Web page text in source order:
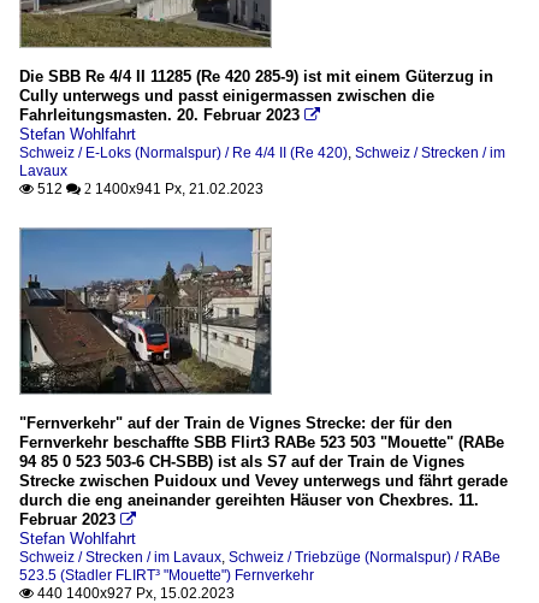
Die SBB Re 4/4 II 11285 (Re 420 285-9) ist mit einem Güterzug in
Cully unterwegs und passt einigermassen zwischen die
Fahrleitungsmasten. 20. Februar 2023 
Stefan Wohlfahrt
Schweiz / E-Loks (Normalspur) / Re 4/4 II (Re 420) Schweiz / Strecken / im
Lavaux
 512  2 1400x941 Px, 21.02.2023
"Fernverkehr" auf der Train de Vignes Strecke: der für den
Fernverkehr beschaffte SBB Flirt3 RABe 523 503 "Mouette" (RABe
94 85 0 523 503-6 CH-SBB) ist als S7 auf der Train de Vignes
Strecke zwischen Puidoux und Vevey unterwegs und fährt gerade
durch die eng aneinander gereihten Häuser von Chexbres. 11.
Februar 2023 
Stefan Wohlfahrt
Schweiz / Strecken / im Lavaux Schweiz / Triebzüge (Normalspur) / RABe
523.5 (Stadler FLIRT³ "Mouette") Fernverkehr
 440 1400x927 Px, 15.02.2023